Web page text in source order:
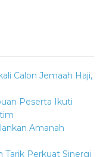
Calon Jemaah Haji,
Peserta Ikuti
Amanah
Tarik Perkuat Sinergi